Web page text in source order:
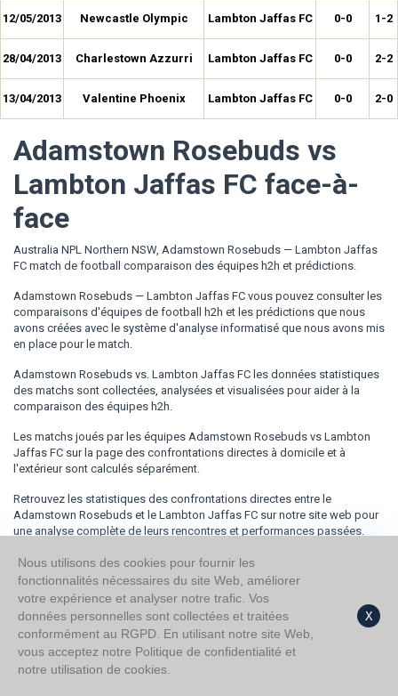
12/05/2013 Newcastle Olympic Lambton Jaffas FC 0-0 1-2
28/04/2013 Charlestown Azzurri Lambton Jaffas FC 0-0 2-2
13/04/2013 Valentine Phoenix Lambton Jaffas FC 0-0 2-0
Adamstown Rosebuds vs
Lambton Jaffas FC face-à-
face
Australia NPL Northern NSW, Adamstown Rosebuds — Lambton Jaffas
FC match de football comparaison des équipes h2h et prédictions.
Adamstown Rosebuds — Lambton Jaffas FC vous pouvez consulter les
comparaisons d'équipes de football h2h et les prédictions que nous
avons créées avec le système d'analyse informatisé que nous avons mis
en place pour le match.
Adamstown Rosebuds vs. Lambton Jaffas FC les données statistiques
des matchs sont collectées, analysées et visualisées pour aider à la
comparaison des équipes h2h.
Les matchs joués par les équipes Adamstown Rosebuds vs Lambton
Jaffas FC sur la page des confrontations directes à domicile et à
l'extérieur sont calculés séparément.
Retrouvez les statistiques des confrontations directes entre le
Adamstown Rosebuds et le Lambton Jaffas FC sur notre site web pour
une analyse complète de leurs rencontres et performances passées.
Nous utilisons des cookies pour fournir les
fonctionnalités nécessaires du site Web, améliorer
votre expérience et analyser notre trafic. Vos
données personnelles sont collectées et traitées
conformément au RGPD. En utilisant notre site Web,
vous acceptez notre Politique de confidentialité et
notre utilisation de cookies.
X